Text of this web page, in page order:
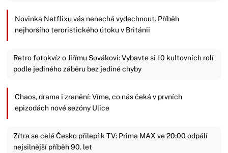
Novinka Netflixu vás nenechá vydechnout. Příběh
nejhoršího teroristického útoku v Británii
Retro fotokvíz o Jiřímu Sovákovi: Vybavte si 10 kultovních rolí
podle jediného záběru bez jediné chyby
Chaos, drama i zranění: Víme, co nás čeká v prvních
epizodách nové sezóny Ulice
Zítra se celé Česko přilepí k TV: Prima MAX ve 20:00 odpálí
nejsilnější příběh 90. let